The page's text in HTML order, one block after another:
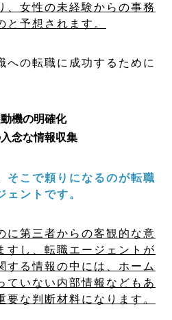
、女性の未経験からの事務
予想されます。
への転職に成功するために
機の明確化
念な情報収集
そこで頼りになるのが転職
ントです。
に第三者からの客観的な意
すし、転職エージェントが
する情報の中には、ホーム
ていない内部情報などもあ
要な判断材料になります。